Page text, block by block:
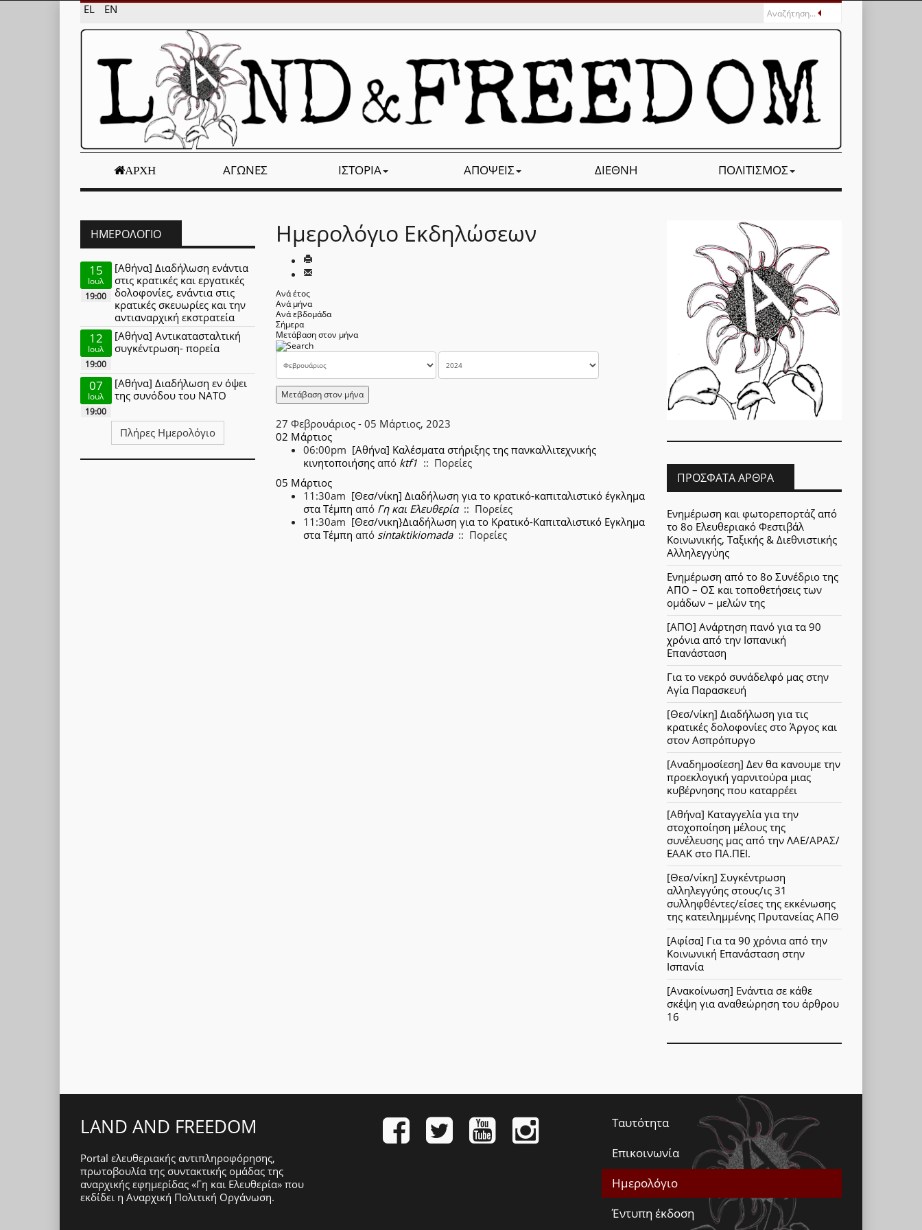
EL EN
ΑΡΧΉ ΑΓΏΝΕΣ ΙΣΤΟΡΊΑ ΑΠΌΨΕΙΣ ΔΙΕΘΝΉ ΠΟΛΙΤΙΣΜΌΣ
Ημερολόγιο Εκδηλώσεων
Ανά έτος
Ανά μήνα
Ανά εβδομάδα
Σήμερα
Μετάβαση στον μήνα
Μετάβαση στον μήνα
27 Φεβρουάριος - 05 Μάρτιος, 2023
02 Μάρτιος
06:00pm [Αθήνα] Καλέσματα στήριξης της πανκαλλιτεχνικής
κινητοποιήσης από ktf1 :: Πορείες
05 Μάρτιος
11:30am [Θεσ/νίκη] Διαδήλωση για το κρατικό-καπιταλιστικό έγκλημα
στα Τέμπη από Γη και Ελευθερία:: Πορείες
11:30am [Θεσ/νικη}Διαδήλωση για το Κρατικό-Καπιταλιστικό Εγκλημα
στα Τέμπη από sintaktikiomada:: Πορείες
ΗΜΕΡΟΛΌΓΙΟ
15
Ιουλ
19:00
[Αθήνα] Διαδήλωση ενάντια
στις κρατικές και εργατικές
δολοφονίες, ενάντια στις
κρατικές σκευωρίες και την
αντιαναρχική εκστρατεία
12
Ιουλ
19:00
[Αθήνα] Αντικατασταλτική
συγκέντρωση- πορεία
07
Ιουλ
19:00
[Αθήνα] Διαδήλωση εν όψει
της συνόδου του ΝΑΤΟ
Πλήρες Ημερολόγιο
ΠΡΌΣΦΑΤΑ ΆΡΘΡΑ
Ενημέρωση και φωτορεπορτάζ από
το 8ο Ελευθεριακό Φεστιβάλ
Κοινωνικής, Ταξικής & Διεθνιστικής
Αλληλεγγύης
Ενημέρωση από το 8ο Συνέδριο της
ΑΠΟ – ΟΣ και τοποθετήσεις των
ομάδων – μελών της
[ΑΠΟ] Ανάρτηση πανό για τα 90
χρόνια από την Ισπανική
Επανάσταση
Για το νεκρό συνάδελφό μας στην
Αγία Παρασκευή
[Θεσ/νίκη] Διαδήλωση για τις
κρατικές δολοφονίες στο Άργος και
στον Ασπρόπυργο
[Αναδημοσίεση] Δεν θα κανουμε την
προεκλογική γαρνιτούρα μιας
κυβέρνησης που καταρρέει
[Αθήνα] Καταγγελία για την
στοχοποίηση μέλους της
συνέλευσης μας από την ΛΑΕ/ΑΡΑΣ/
ΕΑΑΚ στο ΠΑ.ΠΕΙ.
[Θεσ/νίκη] Συγκέντρωση
αλληλεγγύης στους/ις 31
συλληφθέντες/είσες της εκκένωσης
της κατειλημμένης Πρυτανείας ΑΠΘ
[Αφίσα] Για τα 90 χρόνια από την
Κοινωνική Επανάσταση στην
Ισπανία
[Ανακοίνωση] Ενάντια σε κάθε
σκέψη για αναθεώρηση του άρθρου
16
LAND AND FREEDOM
Portal ελευθεριακής αντιπληροφόρησης,
πρωτοβουλία της συντακτικής ομάδας της
αναρχικής εφημερίδας «Γη και Ελευθερία» που
εκδίδει η Αναρχική Πολιτική Οργάνωση.
Ταυτότητα
Επικοινωνία
Ημερολόγιο
Έντυπη έκδοση